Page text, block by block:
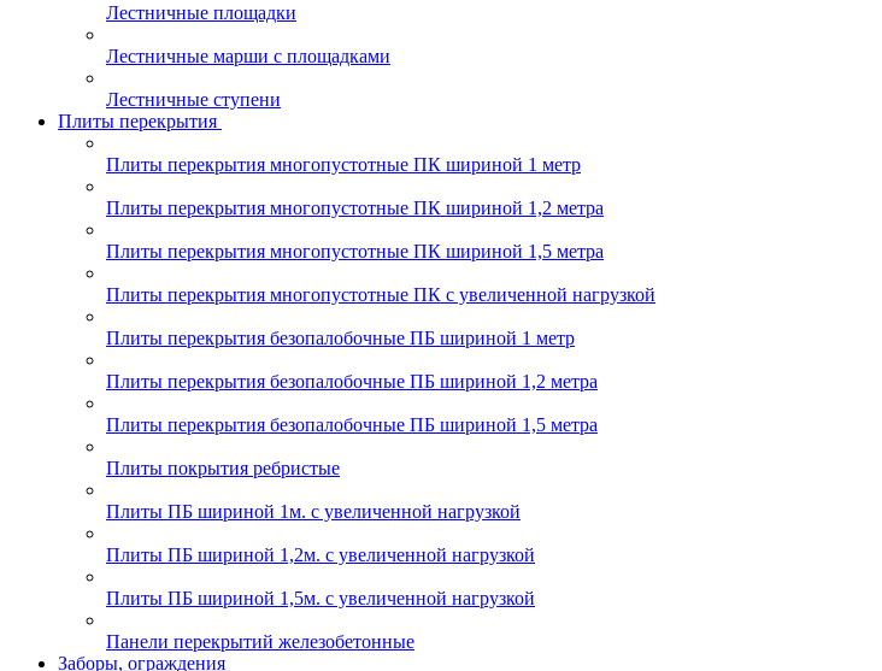
Лестничные площадки
Лестничные марши с площадками
Лестничные ступени
Плиты перекрытия
Плиты перекрытия многопустотные ПК шириной 1 метр
Плиты перекрытия многопустотные ПК шириной 1,2 метра
Плиты перекрытия многопустотные ПК шириной 1,5 метра
Плиты перекрытия многопустотные ПК с увеличенной нагрузкой
Плиты перекрытия безопалобочные ПБ шириной 1 метр
Плиты перекрытия безопалобочные ПБ шириной 1,2 метра
Плиты перекрытия безопалобочные ПБ шириной 1,5 метра
Плиты покрытия ребристые
Плиты ПБ шириной 1м. с увеличенной нагрузкой
Плиты ПБ шириной 1,2м. с увеличенной нагрузкой
Плиты ПБ шириной 1,5м. с увеличенной нагрузкой
Панели перекрытий железобетонные
Заборы, ограждения